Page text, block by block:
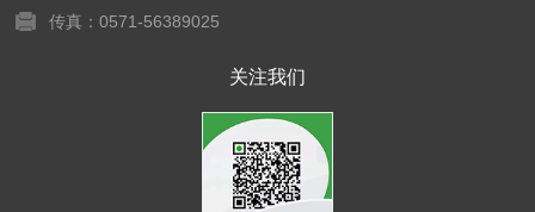
传真：0571-56389025
关注我们